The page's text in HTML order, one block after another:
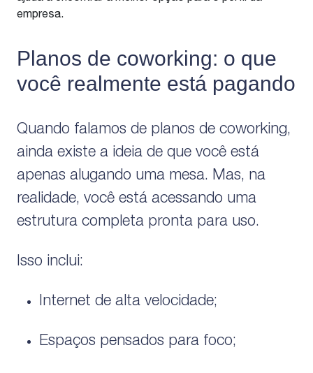
empresa.
Planos de coworking: o que
você realmente está pagando
Quando falamos de planos de coworking,
ainda existe a ideia de que você está
apenas alugando uma mesa. Mas, na
realidade, você está acessando uma
estrutura completa pronta para uso.
Isso inclui:
Internet de alta velocidade;
Espaços pensados para foco;